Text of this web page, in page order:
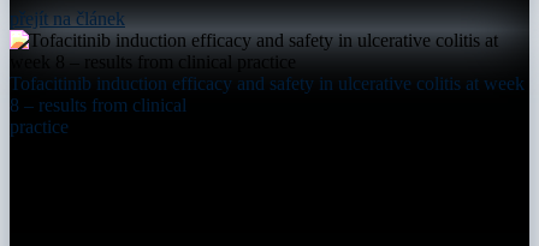
přejít na článek
Tofacitinib induction efficacy and safety in ulcerative colitis at week
8 – results from clinical
practice